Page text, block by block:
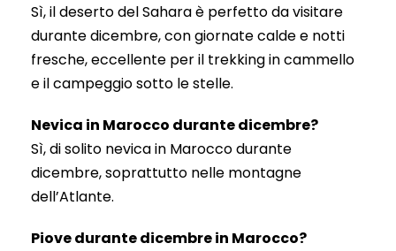
Sì, il deserto del Sahara è perfetto da visitare
durante dicembre, con giornate calde e notti
fresche, eccellente per il trekking in cammello
e il campeggio sotto le stelle.
Nevica in Marocco durante dicembre?
Sì, di solito nevica in Marocco durante
dicembre, soprattutto nelle montagne
dell’Atlante.
Piove durante dicembre in Marocco?